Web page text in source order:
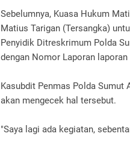
Sebelumnya, Kuasa Hukum
Matius Tarigan (Tersangka)
Penyidik Ditreskrimum Polda
dengan Nomor Laporan
Kasubdit Penmas Polda
akan mengecek hal tersebut.
"Saya lagi ada kegiatan,